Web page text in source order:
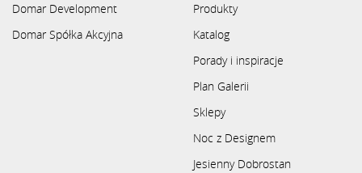
Domar Development
Domar Spółka Akcyjna
Produkty
Katalog
Porady i inspiracje
Plan Galerii
Sklepy
Noc z Designem
Jesienny Dobrostan